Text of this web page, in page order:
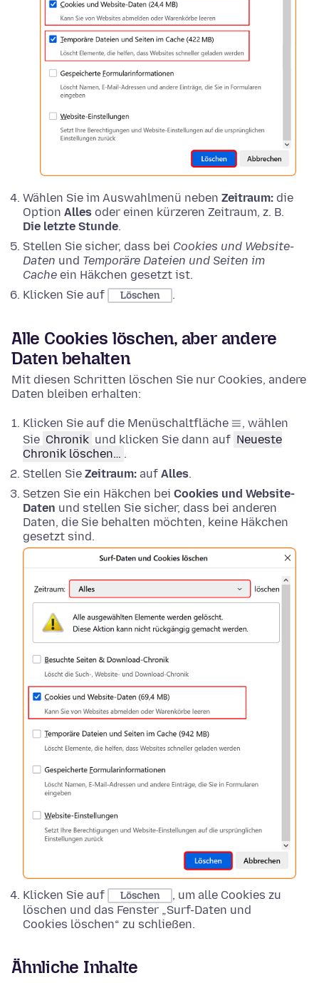
Wählen Sie im Auswahlmenü neben Zeitraum: die
Option Alles oder einen kürzeren Zeitraum, z. B.
Die letzte Stunde.
Stellen Sie sicher, dass bei Cookies und Website-
Daten und Temporäre Dateien und Seiten im
Cache ein Häkchen gesetzt ist.
Klicken Sie auf
Löschen .
Alle Cookies löschen, aber andere
Daten behalten
Mit diesen Schritten löschen Sie nur Cookies, andere
Daten bleiben erhalten:
Klicken Sie auf die Menüschaltfläche
, wählen
Sie Chronik und klicken Sie dann auf Neueste
Chronik löschen… .
Stellen Sie Zeitraum: auf Alles.
Setzen Sie ein Häkchen bei Cookies und Website-
Daten und stellen Sie sicher, dass bei anderen
Daten, die Sie behalten möchten, keine Häkchen
gesetzt sind.
Klicken Sie auf Löschen
, um alle Cookies zu
löschen und das Fenster „Surf-Daten und
Cookies löschen“ zu schließen.
Ähnliche Inhalte